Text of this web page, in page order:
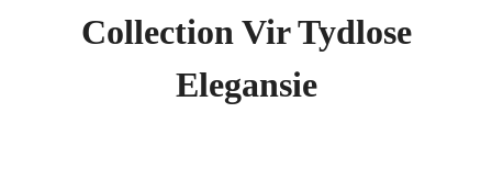
Collection Vir Tydlose
Elegansie